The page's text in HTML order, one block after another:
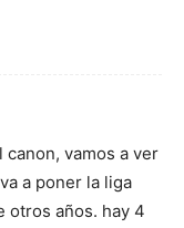
vamos a ver
a poner la liga
otros años. hay 4